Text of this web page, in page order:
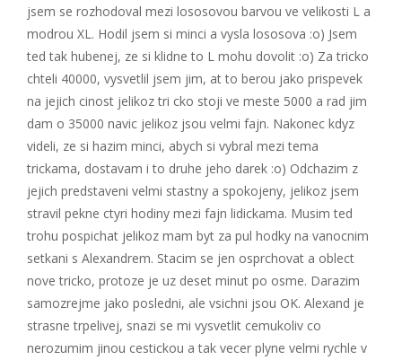
jsem se rozhodoval mezi lososovou barvou ve velikosti L a
modrou XL. Hodil jsem si minci a vysla lososova :o) Jsem
ted tak hubenej, ze si klidne to L mohu dovolit :o) Za tricko
chteli 40000, vysvetlil jsem jim, at to berou jako prispevek
na jejich cinost jelikoz tri cko stoji ve meste 5000 a rad jim
dam o 35000 navic jelikoz jsou velmi fajn. Nakonec kdyz
videli, ze si hazim minci, abych si vybral mezi tema
trickama, dostavam i to druhe jeho darek :o) Odchazim z
jejich predstaveni velmi stastny a spokojeny, jelikoz jsem
stravil pekne ctyri hodiny mezi fajn lidickama. Musim ted
trohu pospichat jelikoz mam byt za pul hodky na vanocnim
setkani s Alexandrem. Stacim se jen osprchovat a oblect
nove tricko, protoze je uz deset minut po osme. Darazim
samozrejme jako posledni, ale vsichni jsou OK. Alexand je
strasne trpelivej, snazi se mi vysvetlit cemukoliv co
nerozumim jinou cestickou a tak vecer plyne velmi rychle v